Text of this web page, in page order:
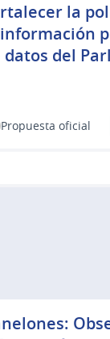
la
datos del
Propuesta oficial